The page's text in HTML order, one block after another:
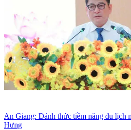
An Giang: Đánh thức tiềm năng du lịch
Hưng